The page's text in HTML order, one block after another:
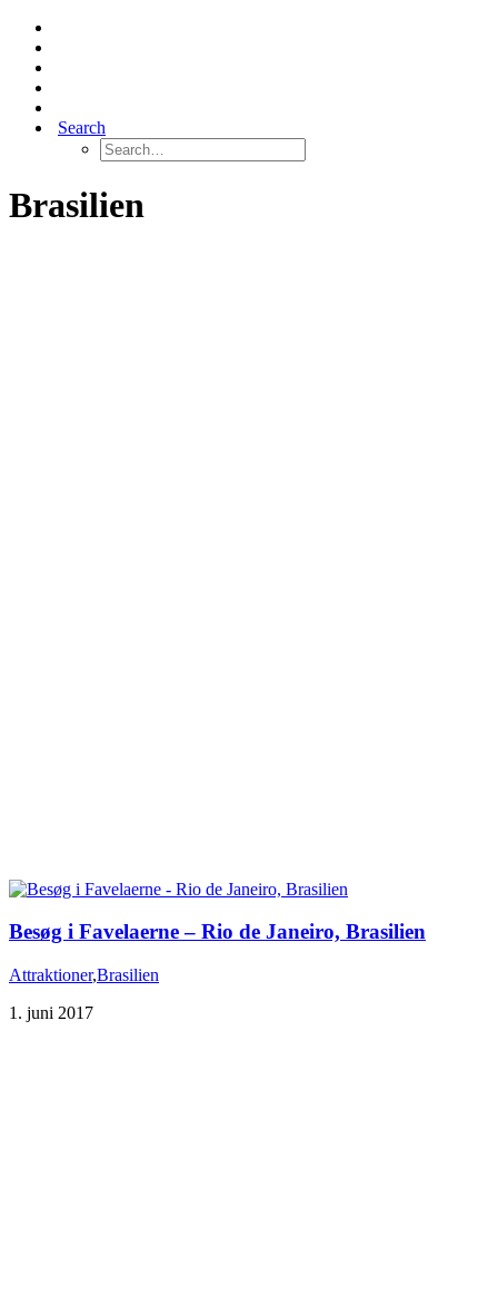
Search
Brasilien
Besøg i Favelaerne – Rio de Janeiro, Brasilien
Attraktioner,Brasilien
1. juni 2017